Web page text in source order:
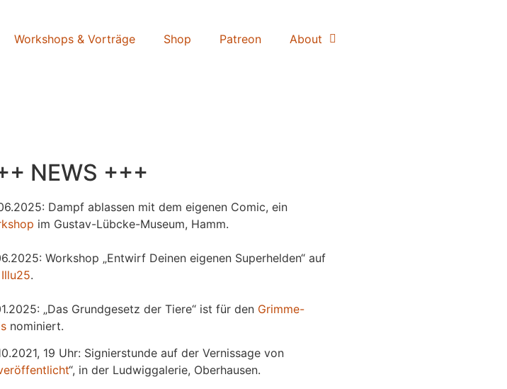
Workshops & Vorträge Shop Patreon About
NEWS +++
Dampf ablassen mit dem eigenen Comic, ein
im Gustav-Lübcke-Museum, Hamm.
Workshop „Entwirf Deinen eigenen Superhelden“ auf
Illu25.
„Das Grundgesetz der Tiere“ ist für den Grimme-
nominiert.
19 Uhr: Signierstunde auf der Vernissage von
“, in der Ludwiggalerie, Oberhausen.